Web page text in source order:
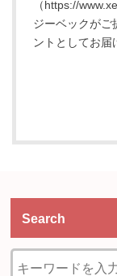
（https://
ジーベックがご
ントとしてお届
Search